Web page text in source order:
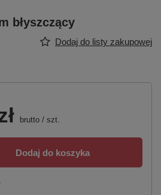
błyszczący
Dodaj do listy zakupowej
brutto / szt.
Dodaj do koszyka